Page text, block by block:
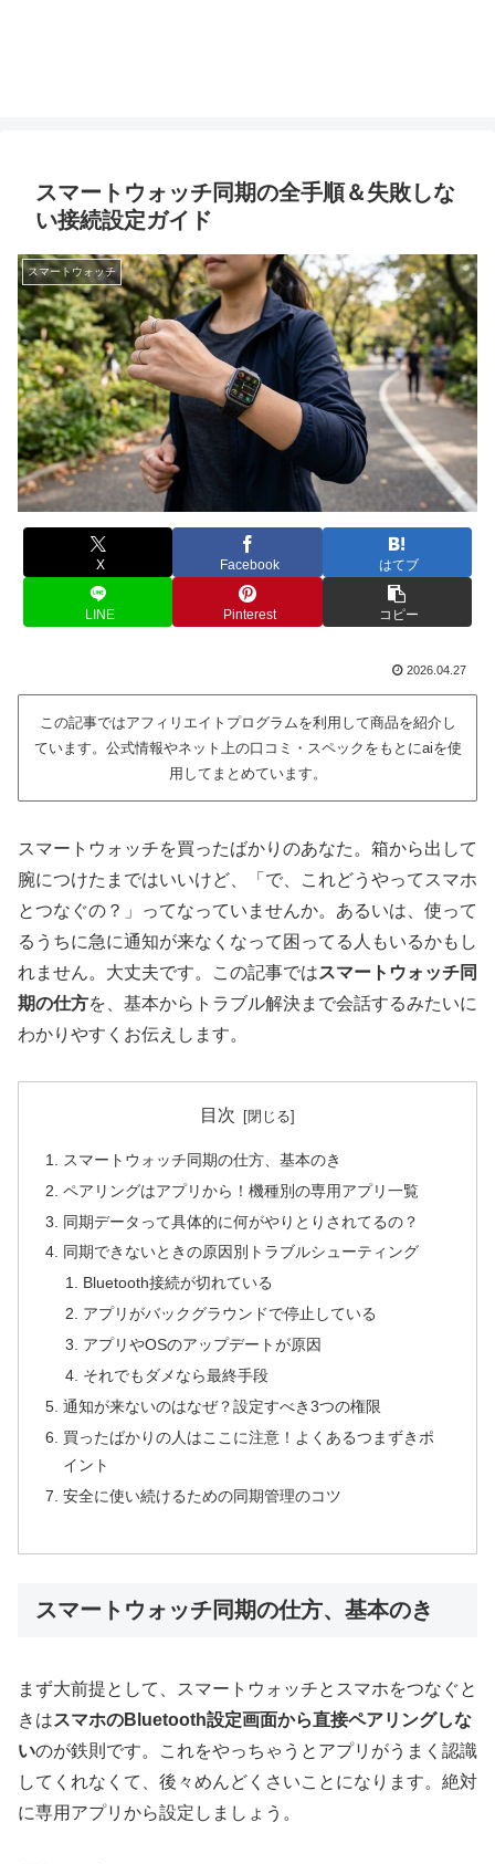
スマートウォッチ同期の全手順＆失敗しな
い接続設定ガイド
スマートウォッチ
X Facebook はてブ
LINE Pinterest コピー
2026.04.27
この記事ではアフィリエイトプログラムを利用して商品を紹介し
ています。公式情報やネット上の口コミ・スペックをもとにaiを使
用してまとめています。
スマートウォッチを買ったばかりのあなた。箱から出して
腕につけたまではいいけど、「で、これどうやってスマホ
とつなぐの？」ってなっていませんか。あるいは、使って
るうちに急に通知が来なくなって困ってる人もいるかもし
れません。大丈夫です。この記事ではスマートウォッチ同
期の仕方を、基本からトラブル解決まで会話するみたいに
わかりやすくお伝えします。
目次
スマートウォッチ同期の仕方、基本のき
ペアリングはアプリから！機種別の専用アプリ一覧
同期データって具体的に何がやりとりされてるの？
同期できないときの原因別トラブルシューティング
Bluetooth接続が切れている
アプリがバックグラウンドで停止している
アプリやOSのアップデートが原因
それでもダメなら最終手段
通知が来ないのはなぜ？設定すべき3つの権限
買ったばかりの人はここに注意！よくあるつまずきポ
イント
安全に使い続けるための同期管理のコツ
スマートウォッチ同期の仕方、基本のき
まず大前提として、スマートウォッチとスマホをつなぐと
きはスマホのBluetooth設定画面から直接ペアリングしな
いのが鉄則です。これをやっちゃうとアプリがうまく認識
してくれなくて、後々めんどくさいことになります。絶対
に専用アプリから設定しましょう。